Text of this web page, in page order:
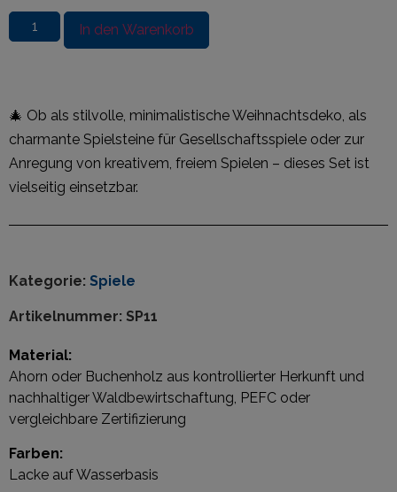
In den Warenkorb
🎄 Ob als stilvolle, minimalistische Weihnachtsdeko, als
charmante Spielsteine für Gesellschaftsspiele oder zur
Anregung von kreativem, freiem Spielen – dieses Set ist
vielseitig einsetzbar.
Kategorie: Spiele
Artikelnummer: SP11
Material:
Ahorn oder Buchenholz aus kontrollierter Herkunft und
nachhaltiger Waldbewirtschaftung, PEFC oder
vergleichbare Zertifizierung
Farben:
Lacke auf Wasserbasis